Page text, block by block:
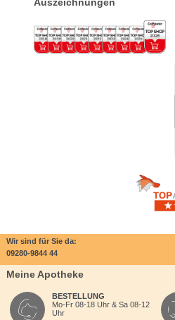
Auszeichnungen
Wir sind für Sie da:
09280-9844 44
Meine Apotheke
BESTELLUNG
Mo-Fr 08-18 Uhr & Sa 08-12
Uhr